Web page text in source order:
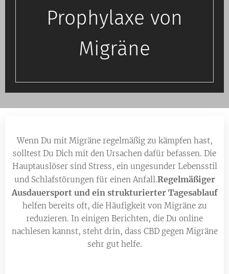
Prophylaxe von
Migräne
Wenn Du mit Migräne regelmäßig zu kämpfen hast,
solltest Du Dich mit den Ursachen dafür befassen. Die
Hauptauslöser sind Stress, ein ungesunder Lebensstil
und Schlafstörungen für einen Anfall.Regelmäßiger
Ausdauersport und ein strukturierter Tagesablauf
helfen bereits oft, die Häufigkeit von Migräne zu
reduzieren. In einigen Berichten, die Du online
nachlesen kannst, steht drin, dass CBD gegen Migräne
sehr gut helfe.